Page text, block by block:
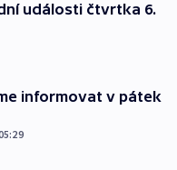
události čtvrtka 6.
informovat v pátek